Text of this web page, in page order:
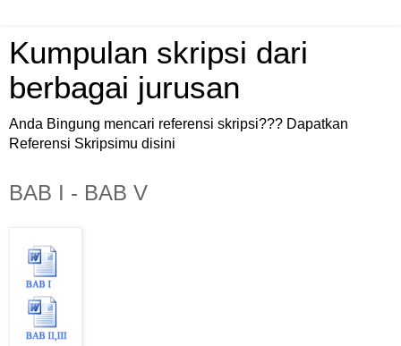
Kumpulan skripsi dari
berbagai jurusan
Anda Bingung mencari referensi skripsi??? Dapatkan
Referensi Skripsimu disini
BAB I - BAB V